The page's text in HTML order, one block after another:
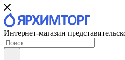
Интернет-магазин